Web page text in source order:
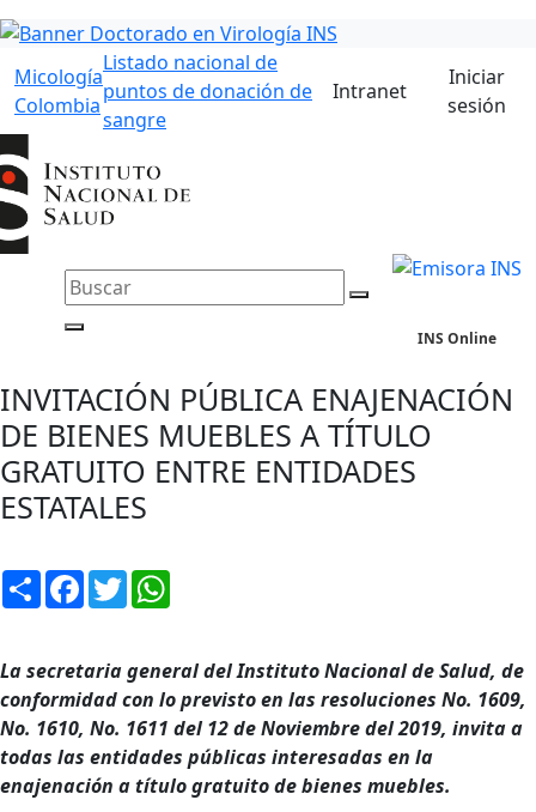
Micología
Colombia
Listado nacional de
puntos de donación de
sangre
Intranet
Iniciar
sesión
INS Online
INVITACIÓN PÚBLICA ENAJENACIÓN
DE BIENES MUEBLES A TÍTULO
GRATUITO ENTRE ENTIDADES
ESTATALES
Compartir
Facebook
Twitter
La secretaria general del Instituto Nacional de Salud, de
conformidad con lo previsto en las resoluciones No. 1609,
No. 1610, No. 1611 del 12 de Noviembre del 2019, invita a
todas las entidades públicas interesadas en la
enajenación a título gratuito de bienes muebles.